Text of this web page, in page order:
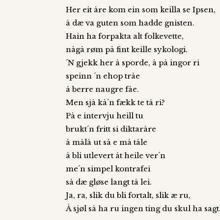
Her eit åre kom ein som keilla se Ipsen,
å dæ va guten som hadde gnisten.
Hain ha forpakta alt folkevette,
någå røm på fint keille sykologi.
´N gjekk her å sporde, å på ingor ri
speinn ´n ehop tråe
å berre naugre fåe.
Men sjå kå´n fækk te tå ri?
På e intervju heill tu
brukt´n fritt si diktaråre
å målå ut så e må tåle
å bli utlevert åt heile ver´n
me´n simpel kontrafei
så dæ gløse langt tå lei.
Ja, ra, slik du bli fortalt, slik æ ru,
Å sjøl så ha ru ingen ting du skul ha